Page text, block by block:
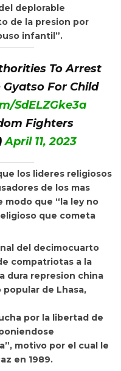
deplorable
de la presion por
infantil”.
To Arrest
Gyatso For Child
SdELZGke3a
Fighters
April 11, 2023
los lideres religiosos
de los mas
modo que “la ley no
que cometa
del decimocuarto
compatriotas a la
dura represion china
de Lhasa,
por la libertad de
motivo por el cual le
en 1989.